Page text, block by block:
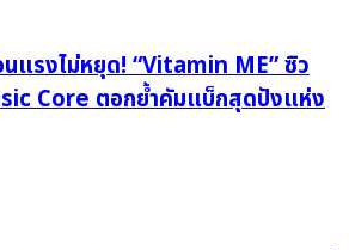
แรงไม่หยุด! “Vitamin ME” ซิว
Core ตอกย้ำคัมแบ็กสุดปังแห่ง